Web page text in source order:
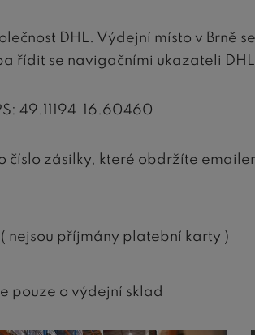
DHL. Výdejní místo v Brně
řídit se navigačními ukazateli
49.11194 16.60460
číslo zásilky, které obdržíte
nejsou příjmány platební karty )
pouze o výdejní sklad